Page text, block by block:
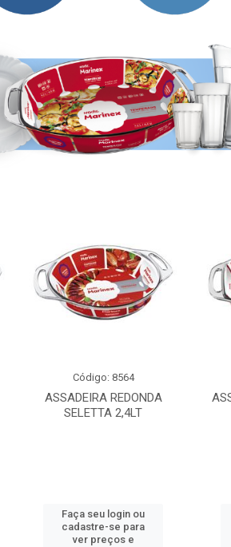
ASSADEIRA REDONDA
SELETTA 2,4LT
Código: 8564
Faça seu login ou
cadastre-se para
ver preços e